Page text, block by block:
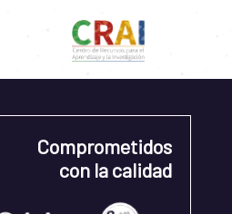
Comprometidos
con la calidad